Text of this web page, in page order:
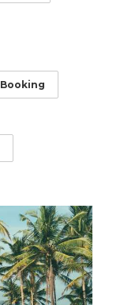
Booking